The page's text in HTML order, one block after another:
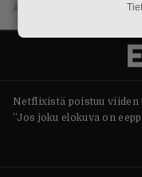
Aki Nuopponen
Netflixistä poistuu viiden
”Jos joku elokuva on